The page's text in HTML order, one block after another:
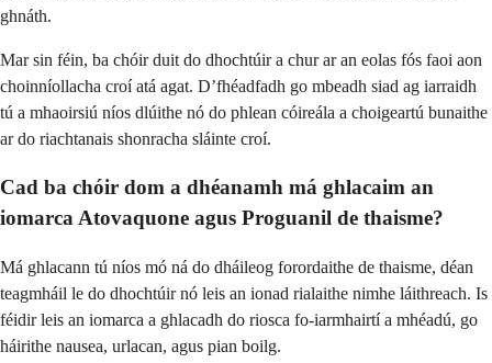
ghnáth.
Mar sin féin, ba chóir duit do dhochtúir a chur ar an eolas fós faoi aon
choinníollacha croí atá agat. D’fhéadfadh go mbeadh siad ag iarraidh
tú a mhaoirsiú níos dlúithe nó do phlean cóireála a choigeartú bunaithe
ar do riachtanais shonracha sláinte croí.
Cad ba chóir dom a dhéanamh má ghlacaim an
iomarca Atovaquone agus Proguanil de thaisme?
Má ghlacann tú níos mó ná do dháileog forordaithe de thaisme, déan
teagmháil le do dhochtúir nó leis an ionad rialaithe nimhe láithreach. Is
féidir leis an iomarca a ghlacadh do riosca fo-iarmhairtí a mhéadú, go
háirithe nausea, urlacan, agus pian boilg.